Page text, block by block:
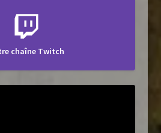
chaîne Twitch